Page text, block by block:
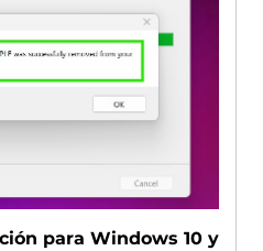
para Windows 10 y